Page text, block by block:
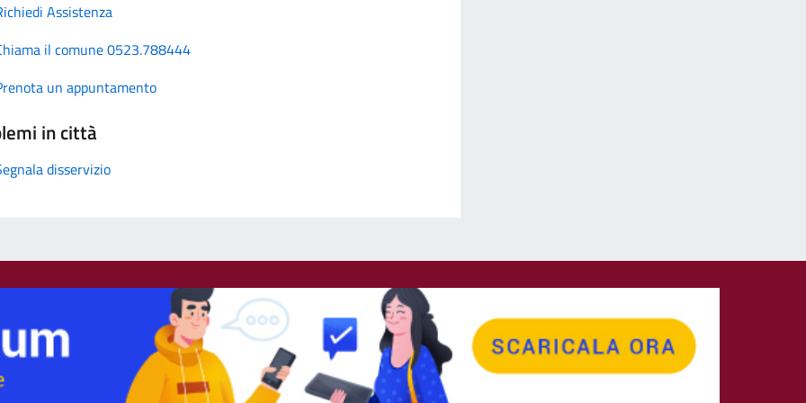
Assistenza
il comune 0523.788444
un appuntamento
in città
disservizio